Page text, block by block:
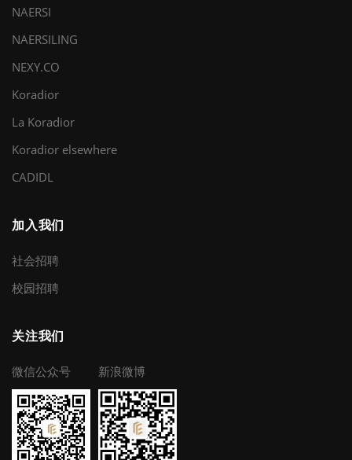
NAERSI
NAERSILING
NEXY.CO
Koradior
La Koradior
Koradior elsewhere
CADIDL
加入我们
社会招聘
校园招聘
关注我们
微信公众号 新浪微博